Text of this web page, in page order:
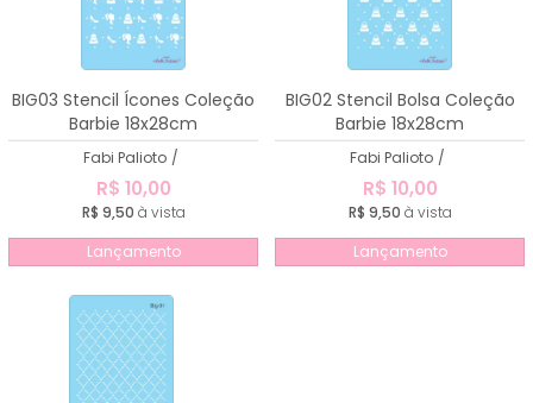
BIG03 Stencil Ícones Coleção
Barbie 18x28cm
Fabi Palioto /
R$ 10,00
R$ 9,50 à vista
Lançamento
BIG02 Stencil Bolsa Coleção
Barbie 18x28cm
Fabi Palioto /
R$ 10,00
R$ 9,50 à vista
Lançamento